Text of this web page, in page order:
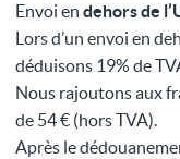
Envoi en dehors de
Lors d’un envoi en
déduisons 19% de
Nous rajoutons aux
de 54 € (hors TVA).
Après le